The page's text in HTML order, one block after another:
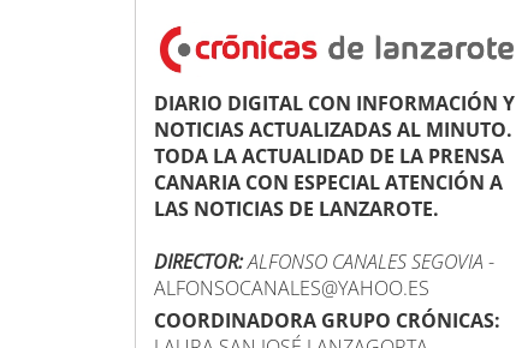
DIARIO DIGITAL CON INFORMACIÓN Y
NOTICIAS ACTUALIZADAS AL MINUTO.
TODA LA ACTUALIDAD DE LA PRENSA
CANARIA CON ESPECIAL ATENCIÓN A
LAS NOTICIAS DE LANZAROTE.
DIRECTOR:ALFONSO CANALES SEGOVIA -
ALFONSOCANALES@YAHOO.ES
COORDINADORA GRUPO CRÓNICAS: